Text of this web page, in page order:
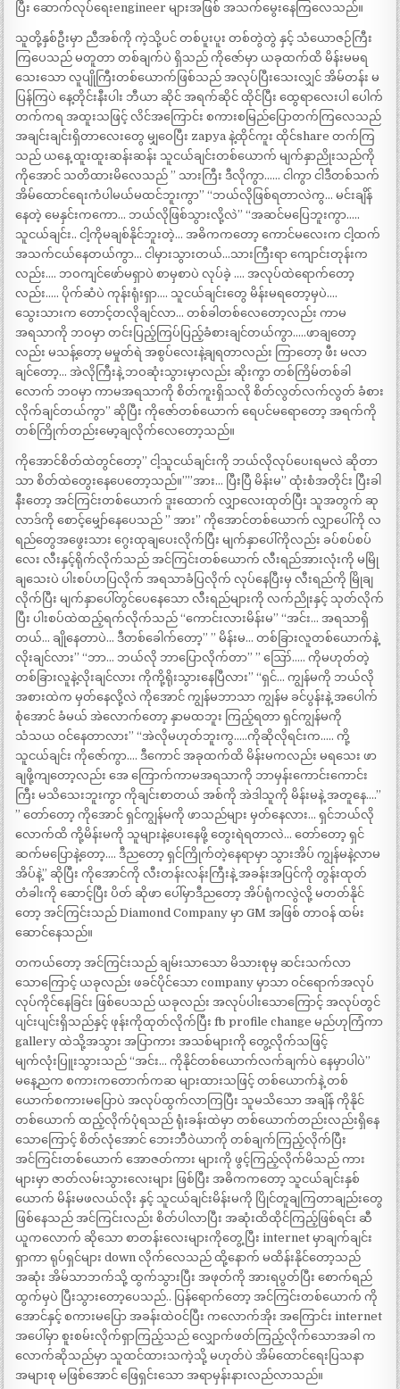
ပြီး ဆောက်လုပ်ရေးengineer များအဖြစ် အသက်မွေးနေကြလေသည်။
သူတို့နှစ်ဦးမှာ ညီအစ်ကို ကဲ့သို့ပင် တစ်ပူးပူး တစ်တွဲတွဲ နှင့် သံယောဇဉ်ကြီး
ကြပေသည် မတူတာ တစ်ချက်ပဲ ရှိသည် ကိုဇော်မှာ ယခုထက်ထိ မိန်းမမရ
သေးသော လူပျိုကြီးတစ်ယောက်ဖြစ်သည် အလုပ်ပြီးသေးလျှင် အိမ်တန်း မ
ပြန်ကြပဲ နေ့တိုင်းနီးပါး ဘီယာ ဆိုင် အရက်ဆိုင် ထိုင်ပြီး ထွေရာလေးပါ ပေါက်
တက်ကရ အထူးသဖြင့် လိင်အကြောင်း စကားစမြည်ပြောတက်ကြလေသည်
အချင်းချင်းရှိတာလေးတွေ မျှဝေပြီး zapya နဲ့ထိုင်ကူး ထိုင်share တက်ကြ
သည် ယနေ့ ထူးထူးဆန်းဆန်း သူငယ်ချင်းတစ်ယောက် မျက်နှာညိုးသည်ကို
ကိုအောင် သတိထားမိလေသည် ” သားကြီး ဒီလိုကွာ…… ငါကွာ ငါဒီတစ်သက်
အိမ်ထောင်ရေးကံပါမယ်မထင်ဘူးကွာ” “ဘယ်လိုဖြစ်ရတာလဲကွ… မင်းချိန်
နေတဲ့ မေနှင်းကကော… ဘယ်လိုဖြစ်သွားလို့လဲ” “အဆင်မပြေဘူးကွာ…..
သူငယ်ချင်း.. ငါ့ကိုမချစ်နိုင်ဘူးတဲ့… အဓိကကတော့ ကောင်မလေးက ငါ့ထက်
အသက်ငယ်နေတယ်ကွာ… ငါမှားသွားတယ်…သားကြီးရာ ကျောင်းတုန်းက
လည်း…. ဘဝကျင်ဖော်မရှာပဲ စာမှစာပဲ လုပ်ခဲ့ …. အလုပ်ထဲရောက်တော့
လည်း….. ပိုက်ဆံပဲ ကုန်းရုံးရှာ…. သူငယ်ချင်းတွေ မိန်းမရတော့မှပဲ….
သွေးသားက တောင့်တလိုချင်လာ… တစ်ခါတစ်လေတော့လည်း ကာမ
အရသာကို ဘဝမှာ တင်းပြည့်ကြပ်ပြည့်ခံစားချင်တယ်ကွာ…..ဖာချတော့
လည်း မသန့်တော့ မမှုတ်ရဲ အစွပ်လေးနဲ့ချရတာလည်း ကြာတော့ ဖီး မလာ
ချင်တော့… အဲလိုကြီးနဲ့ ဘဝဆုံးသွားမှာလည်း ဆိုးကွာ တစ်ကြိမ်တစ်ခါ
လောက် ဘဝမှာ ကာမအရသာကို စိတ်ကူးရှိသလို စိတ်လွတ်လက်လွတ် ခံစား
လိုက်ချင်တယ်ကွာ” ဆိုပြီး ကိုဇော်တစ်ယောက် ရေပင်မရောတော့ အရက်ကို
တစ်ကြိုက်တည်းမော့ချလိုက်လေတော့သည်။
ကိုအောင်စိတ်ထဲတွင်တော့” ငါ့သူငယ်ချင်းကို ဘယ်လိုလုပ်ပေးရမလဲ ဆိုတာ
သာ စိတ်ထဲတွေးနေပေတော့သည်။””အား… ပြီးပြီ မိန်းမ” ထုံးစံအတိုင်း ပြီးခါ
နီးတော့ အင်ကြင်းတစ်ယောက် ဒူးထောက် လျှာလေးထုတ်ပြီး သူအတွက် ဆု
လာဒ်ကို စောင့်မျှော်နေပေသည် ” အား” ကိုအောင်တစ်ယောက် လျှာပေါ်ကို လ
ရည်တွေအဖွေးသား ဂွေးထုချပေးလိုက်ပြီး မျက်နှာပေါ်ကိုလည်း ခပ်စပ်စပ်
လေး လီးနှင့်ရိုက်လိုက်သည် အင်ကြင်းတစ်ယောက် လီးရည်အားလုံးကို မမြို
ချသေးပဲ ပါးစပ်ဟပြလိုက် အရသာခံပြလိုက် လုပ်နေပြီးမှ လီးရည်ကို မြိုချ
လိုက်ပြီး မျက်နှာပေါ်တွင်ပေနေသော လီးရည်များကို လက်ညိုးနှင့် သုတ်လိုက်
ပြီး ပါးစပ်ထဲထည့်ရက်လိုက်သည် “ကောင်းလားမိန်းမ” “အင်း… အရသာရှိ
တယ်… ချိုနေတာပဲ… ဒီတစ်ခေါက်တော့” ” မိန်းမ… တစ်ခြားလူတစ်ယောက်နဲ့
လိုးချင်လား” “ဘာ… ဘယ်လို ဘာပြောလိုက်တာ” ” ဪ….. ကိုမဟုတ်တဲ့
တစ်ခြားလူနဲ့လိုးချင်လား ကိုကို့ရိုးသွားနေပြီလား” “ရှင်… ကျွန်မကို ဘယ်လို
အစားထဲက မှတ်နေလို့လဲ ကိုအောင် ကျွန်မဘာသာ ကျွန်မ ခင်ပွန်းနဲ့ အပေါက်
စုံအောင် ခံမယ် အဲလောက်တော့ နှာမထဘူး ကြည့်ရတာ ရှင်ကျွန်မကို
သံသယ ဝင်နေတာလား” “အဲလိုမဟုတ်ဘူးကွ…..ကိုဆိုလိုရင်းက….. ကို့
သူငယ်ချင်း ကိုဇော်ကွာ…. ဒီကောင် အခုထက်ထိ မိန်းမကလည်း မရသေး ဖာ
ချဖို့ကျတော့လည်း အေ ကြောက်ကာမအရသာကို ဘာမှန်းကောင်းကောင်း
ကြီး မသိသေးဘူးကွာ ကိုချင်းစာတယ် အစ်ကို အဲဒါသူကို မိန်းမနဲ့ အတူနေ….”
” တော်တော့ ကိုအောင် ရှင်ကျွန်မကို ဖာသည်များ မှတ်နေလား… ရှင်ဘယ်လို
လောက်ထိ ကို့မိန်းမကို သူများနဲ့ပေးနေဖို့ တွေးရဲရတာလဲ… တော်တော့ ရှင်
ဆက်မပြောနဲ့တော့…. ဒီညတော့ ရှင်ကြိုက်တဲ့နေရာမှာ သွားအိပ် ကျွန်မနဲ့လာမ
အိပ်နဲ့” ဆိုပြီး ကိုအောင်ကို လီးတန်းလန်းကြီးနဲ့ အခန်းအပြင်ကို တွန်းထုတ်
တံခါးကို ဆောင့်ပြီး ပိတ် ဆိုဖာ ပေါ်မှာဒီညတော့ အိပ်ရုံကလွဲလို့ မတတ်နိုင်
တော့ အင်ကြင်းသည် Diamond Company မှာ GM အဖြစ် တာဝန် ထမ်း
ဆောင်နေသည်။
တကယ်တော့ အင်ကြင်းသည် ချမ်းသာသော မိသားစုမှ ဆင်းသက်လာ
သောကြောင့် ယခုလည်း ဖခင်ပိုင်သော company မှာသာ ဝင်ရောက်အလုပ်
လုပ်ကိုင်နေခြင်း ဖြစ်ပေသည် ယခုလည်း အလုပ်ပါးသောကြောင့် အလုပ်တွင်
ပျင်းပျင်းရှိသည်နှင့် ဖုန်းကိုထုတ်လိုက်ပြီး fb profile change မည်ဟုကြံကာ
gallery ထဲသို့အသွား အပြာကား အသစ်များကို တွေ့လိုက်သဖြင့်
မျက်လုံးပြူးသွားသည် “အင်း… ကိုနိုင်တစ်ယောက်လက်ချက်ပဲ နေမှာပါပဲ”
မနေ့ညက စကားကတောက်ကဆ များထားသဖြင့် တစ်ယောက်နဲ့ တစ်
ယောက်စကားမပြောပဲ အလုပ်ထွက်လာကြပြီး သူမသိသော အချိန် ကိုနိုင်
တစ်ယောက် ထည့်လိုက်ပုံရသည် ရုံးခန်းထဲမှာ တစ်ယောက်တည်းလည်းရှိနေ
သောကြောင့် စိတ်လုံအောင် ဘေးဘီဝဲယာကို တစ်ချက်ကြည့်လိုက်ပြီး
အင်ကြင်းတစ်ယောက် အောဇတ်ကား များကို ဖွင့်ကြည့်လိုက်မိသည် ကား
များမှာ ဇာတ်လမ်းသွားလေးများ ဖြစ်ပြီး အဓိကကတော့ သူငယ်ချင်းနှစ်
ယောက် မိန်းမဖလယ်လိုး နှင့် သူငယ်ချင်းမိန်းမကို ပြိုင်တူချကြတာချည်းတွေ
ဖြစ်နေသည် အင်ကြင်းလည်း စိတ်ပါလာပြီး အဆုံးထိထိုင်ကြည့်ဖြစ်ရင်း ဆီ
ယူကလောက် ဆိုသော စာတန်းလေးများကိုတွေ့ပြီး internet မှာချက်ချင်း
ရှာကာ ရုပ်ရှင်များ down လိုက်လေသည် ထို့နောက် မထိန်းနိုင်တော့သည်
အဆုံး အိမ်သာဘက်သို့ ထွက်သွားပြီး အဖုတ်ကို အားရပွတ်ပြီး စောက်ရည်
ထွက်မှပဲ ပြီးသွားတော့ပေသည်.. ပြန်ရောက်တော့ အင်ကြင်းတစ်ယောက် ကို
အောင်နှင့် စကားမပြော အခန်းထဲဝင်ပြီး ကလောက်အိုး အကြောင်း internet
အပေါ်မှာ စူးစမ်းလိုက်ရှာကြည့်သည် လျှောက်ဖတ်ကြည့်လိုက်သောအခါ က
လောက်ဆိုသည်မှာ သူထင်ထားသကဲ့သို့ မဟုတ်ပဲ အိမ်ထောင်ရေးပြသနာ
အများစု မဖြစ်အောင် ဖြေရှင်းသော အရာမှန်းနားလည်လာသည်။